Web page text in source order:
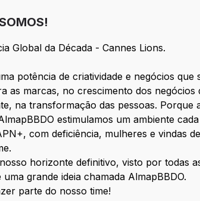
Global da Década - Cannes Lions.
potência de criatividade e negócios
as marcas, no crescimento dos negócios
na transformação das pessoas. Porque
estimulamos um ambiente
com deficiência, mulheres e vindas
horizonte definitivo, visto por todas
uma grande ideia chamada AlmapBBDO.
parte do nosso time!